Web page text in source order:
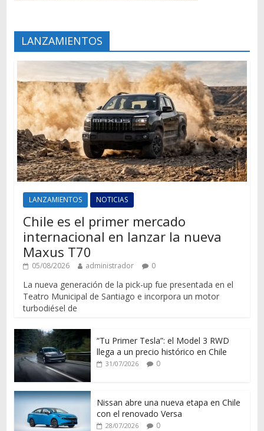
LANZAMIENTOS
LANZAMIENTOS NOTICIAS
Chile es el primer mercado
internacional en lanzar la nueva
Maxus T70
05/08/2026 administrador 0
La nueva generación de la pick-up fue presentada en el
Teatro Municipal de Santiago e incorpora un motor
turbodiésel de
“Tu Primer Tesla”: el Model 3 RWD
llega a un precio histórico en Chile
31/07/2026 0
Nissan abre una nueva etapa en Chile
con el renovado Versa
28/07/2026 0